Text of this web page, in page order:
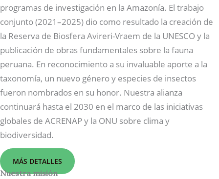
programas de investigación en la Amazonía. El trabajo
conjunto (2021–2025) dio como resultado la creación de
la Reserva de Biosfera Avireri-Vraem de la UNESCO y la
publicación de obras fundamentales sobre la fauna
peruana. En reconocimiento a su invaluable aporte a la
taxonomía, un nuevo género y especies de insectos
fueron nombrados en su honor. Nuestra alianza
continuará hasta el 2030 en el marco de las iniciativas
globales de ACRENAP y la ONU sobre clima y
biodiversidad.
MÁS DETALLES
Nuestra misión